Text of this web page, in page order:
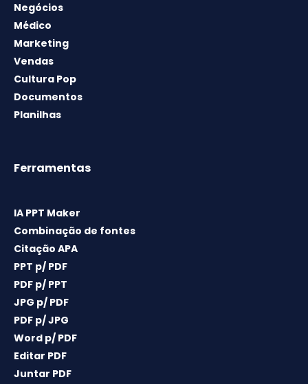
Negócios
Médico
Marketing
Vendas
Cultura Pop
Documentos
Planilhas
Ferramentas
IA PPT Maker
Combinação de fontes
Citação APA
PPT p/ PDF
PDF p/ PPT
JPG p/ PDF
PDF p/ JPG
Word p/ PDF
Editar PDF
Juntar PDF